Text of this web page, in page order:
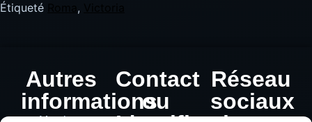
Étiqueté ,
Autres
informations
Contact
ou
Réseau
sociaux